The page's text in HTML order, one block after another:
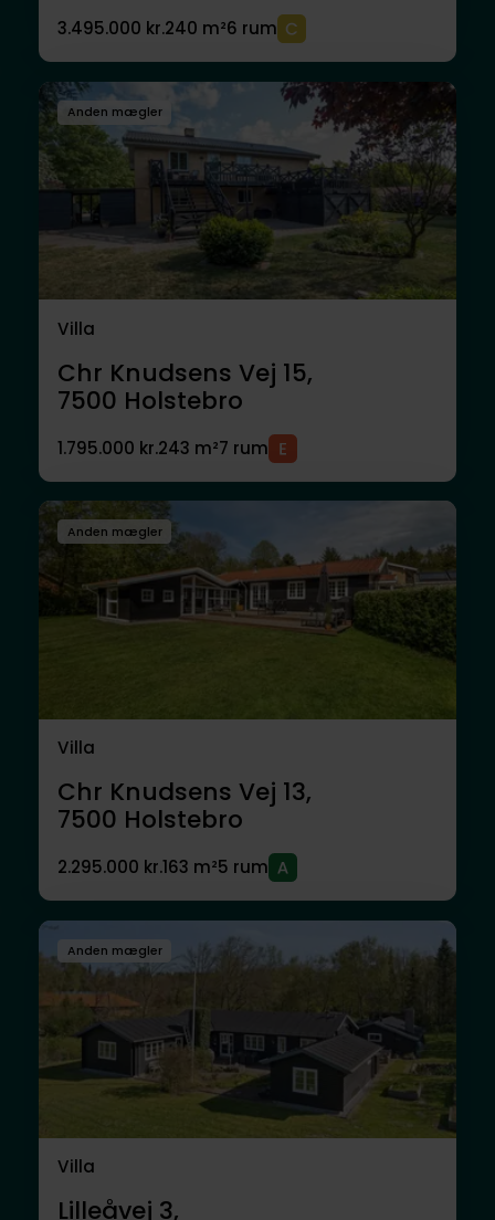
3.495.000 kr.240 m²6 rum
Anden mægler
Villa
Chr Knudsens Vej 15,
7500 Holstebro
1.795.000 kr.243 m²7 rum
Anden mægler
Villa
Chr Knudsens Vej 13,
7500 Holstebro
2.295.000 kr.163 m²5 rum
Anden mægler
Villa
Lilleåvej 3,